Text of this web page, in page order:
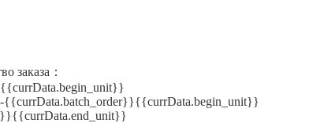
заказа：
{{currData.batch_order}}{{currData.begin_unit}}